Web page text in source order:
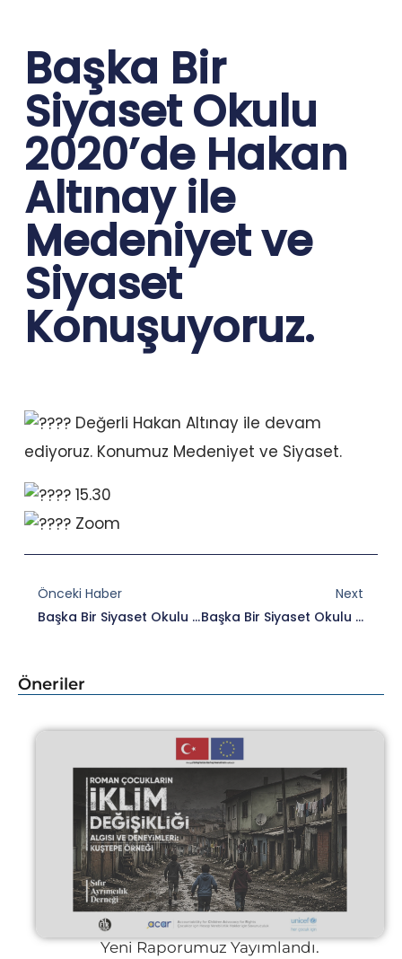
Başka Bir
Siyaset Okulu
2020’de Hakan
Altınay ile
Medeniyet ve
Siyaset
Konuşuyoruz.
Değerli Hakan Altınay ile devam
ediyoruz. Konumuz Medeniyet ve Siyaset.
15.30
Zoom
Önceki Haber
Başka Bir Siyaset Okulu Dördüncü Kez Kapılarını Açıyor.
Next
Başka Bir Siyaset Okulu 2020’de Yaşar Adnan Adanalı Bizlerle Olacak.
Öneriler
Yeni Raporumuz Yayımlandı.